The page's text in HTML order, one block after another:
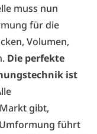
muss nun
für die
Volumen,
Die perfekte
ist
gibt,
führt